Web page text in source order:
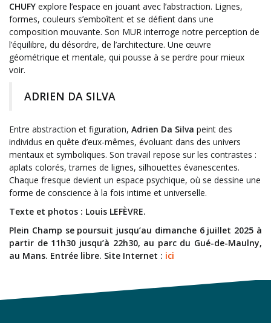
CHUFY explore l’espace en jouant avec l’abstraction. Lignes,
formes, couleurs s’emboîtent et se défient dans une
composition mouvante. Son MUR interroge notre perception de
l’équilibre, du désordre, de l’architecture. Une œuvre
géométrique et mentale, qui pousse à se perdre pour mieux
voir.
ADRIEN DA SILVA
Entre abstraction et figuration, Adrien Da Silva peint des
individus en quête d’eux-mêmes, évoluant dans des univers
mentaux et symboliques. Son travail repose sur les contrastes :
aplats colorés, trames de lignes, silhouettes évanescentes.
Chaque fresque devient un espace psychique, où se dessine une
forme de conscience à la fois intime et universelle.
Texte et photos : Louis LEFÈVRE.
Plein Champ se poursuit jusqu’au dimanche 6 juillet 2025 à
partir de 11h30 jusqu’à 22h30, au parc du Gué-de-Maulny,
au Mans. Entrée libre. Site Internet : ici